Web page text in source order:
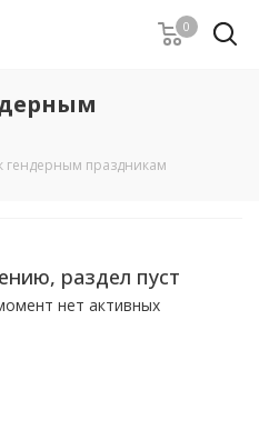
0
гендерным праздникам
раздел пуст
нет активных